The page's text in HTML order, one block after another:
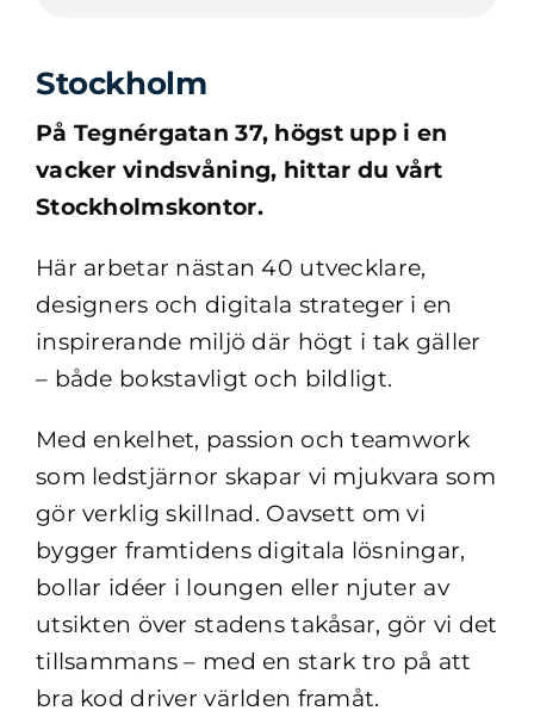
Stockholm
På Tegnérgatan 37, högst upp i en
vacker vindsvåning, hittar du vårt
Stockholmskontor.
Här arbetar nästan 40 utvecklare,
designers och digitala strateger i en
inspirerande miljö där högt i tak gäller
– både bokstavligt och bildligt.
Med enkelhet, passion och teamwork
som ledstjärnor skapar vi mjukvara som
gör verklig skillnad. Oavsett om vi
bygger framtidens digitala lösningar,
bollar idéer i loungen eller njuter av
utsikten över stadens takåsar, gör vi det
tillsammans – med en stark tro på att
bra kod driver världen framåt.